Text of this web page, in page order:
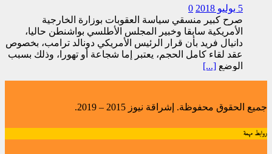
5 يوليو 2018
0
صرح كبير منسقي سياسة العقوبات بوزارة الخارجية
الأمريكية سابقا وخبير المجلس الأطلسي بواشنطن حاليا،
دانيال فريد بأن قرار الرئيس الأمريكي دونالد ترامب، بخصوص
عقد لقاء كامل الحجم، يعتبر إما شجاعة أو تهورا، وذلك بسبب
الوضع [...]
جميع الحقوق محفوظة. إشراقة نيوز 2015 – 2019.
روابط مهمة